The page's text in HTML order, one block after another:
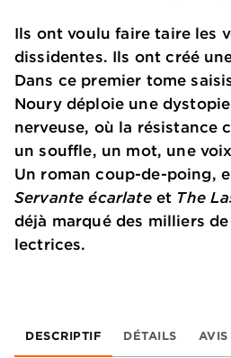
Ils ont voulu faire taire les
dissidentes. Ils ont créé
Dans ce premier tome
Noury déploie une
nerveuse, où la résistance
un souffle, un mot, une
Un roman coup-de-poing,
Servante écarlateet The
déjà marqué des milliers
lectrices.
DESCRIPTIF DÉTAILS AVIS